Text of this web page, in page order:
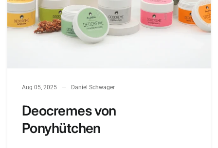
Aug 05, 2025 Daniel Schwager
Deocremes von
Ponyhütchen